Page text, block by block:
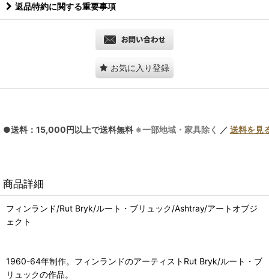
返品特約に関する重要事項
お気に入り登録
●送料：15,000円以上で送料無料 ※一部地域・家具除く ／ 送料を見
商品詳細
フィンランド/Rut Bryk/ルート・ブリュック/Ashtray/アートオブジ
ェクト
1960-64年制作。フィンランドのアーティストRut Bryk/ルート・ブ
リュックの作品。